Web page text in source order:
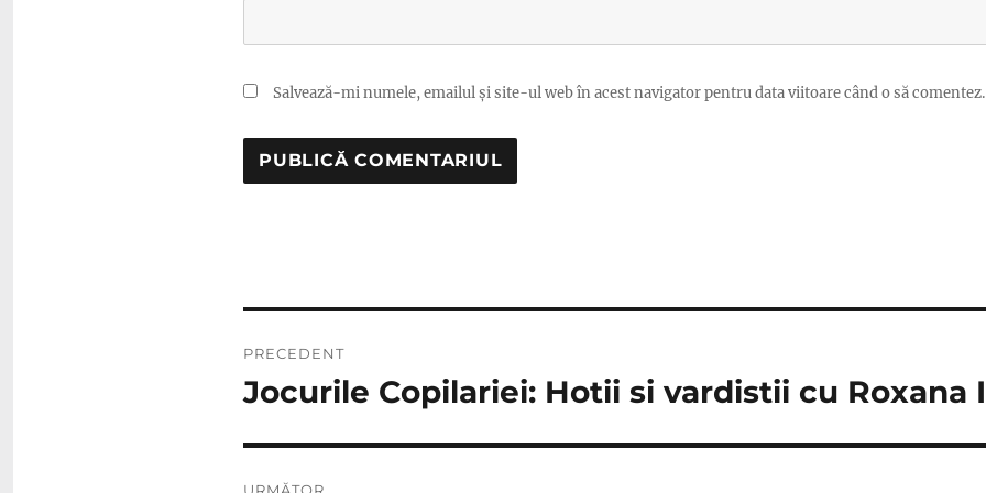
Salvează-mi numele, emailul și site-ul web în acest navigator pentru data viitoare când o să comentez.
în
PRECEDENT
Articolul
Jocurile Copilariei: Hotii si vardistii cu Roxana